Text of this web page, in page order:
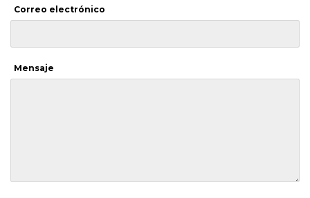
Correo electrónico
Mensaje